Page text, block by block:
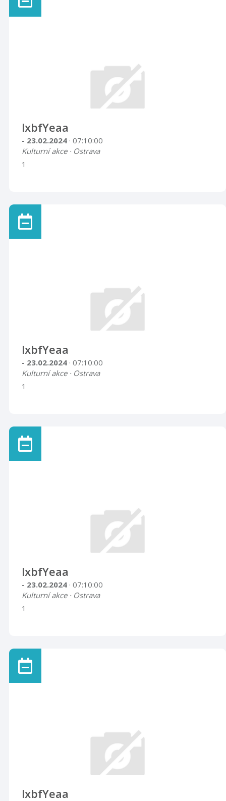
lxbfYeaa
- 23.02.2024 · 07:10:00
Kulturní akce · Ostrava
1
lxbfYeaa
- 23.02.2024 · 07:10:00
Kulturní akce · Ostrava
1
lxbfYeaa
- 23.02.2024 · 07:10:00
Kulturní akce · Ostrava
1
lxbfYeaa